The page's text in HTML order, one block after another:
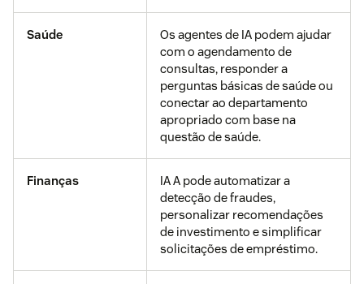
Saúde
Os agentes de IA podem ajudar
com o agendamento de
consultas, responder a
perguntas básicas de saúde ou
conectar ao departamento
apropriado com base na
questão de saúde.
Finanças
IA A pode automatizar a
detecção de fraudes,
personalizar recomendações
de investimento e simplificar
solicitações de empréstimo.